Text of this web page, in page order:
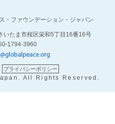
・ファウンデーション・ジャパン
たま市桜区栄和5丁目16番16号
1794-3960
プライバシーポリシー
All Rights Reserved.